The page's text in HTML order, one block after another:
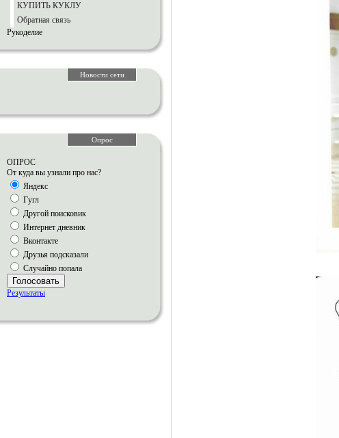
КУПИТЬ КУКЛУ
Обратная связь
Рукоделие
Новости сети
Опрос
ОПРОС
От куда вы узнали про нас?
Яндекс
Гугл
Другой поисковик
Интернет дневник
Вконтакте
Друзья подсказали
Случайно попала
Голосовать
Результаты